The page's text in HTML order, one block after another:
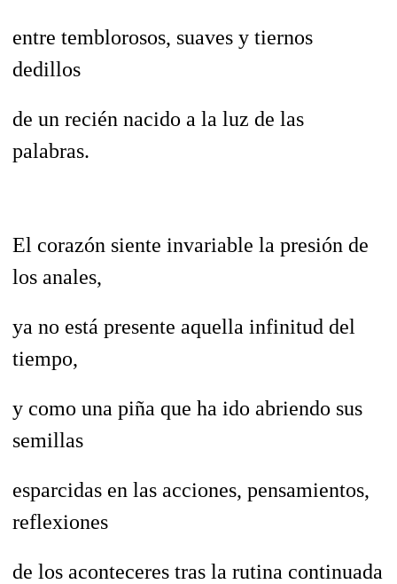
entre temblorosos, suaves y tiernos
dedillos
de un recién nacido a la luz de las
palabras.
El corazón siente invariable la presión de
los anales,
ya no está presente aquella infinitud del
tiempo,
y como una piña que ha ido abriendo sus
semillas
esparcidas en las acciones, pensamientos,
reflexiones
de los aconteceres tras la rutina continuada